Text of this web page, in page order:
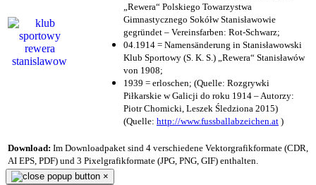
„Rewera“ Polskiego Towarzystwa
Gimnastycznego Sokółw Stanisławowie
gegründet – Vereinsfarben: Rot-Schwarz;
04.1914 = Namensänderung in Stanisławowski
Klub Sportowy (S. K. S.) „Rewera“ Stanisławów
von 1908;
1939 = erloschen; (Quelle: Rozgrywki
Piłkarskie w Galicji do roku 1914 – Autorzy:
Piotr Chomicki, Leszek Śledziona 2015)
(Quelle: http://www.fussballabzeichen.at )
Download: Im Downloadpaket sind 4 verschiedene Vektorgrafikformate (CDR,
AI EPS, PDF) und 3 Pixelgrafikformate (JPG, PNG, GIF) enthalten.
×